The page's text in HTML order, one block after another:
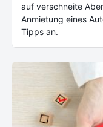
auf verschneite
Anmietung eines
Tipps an.